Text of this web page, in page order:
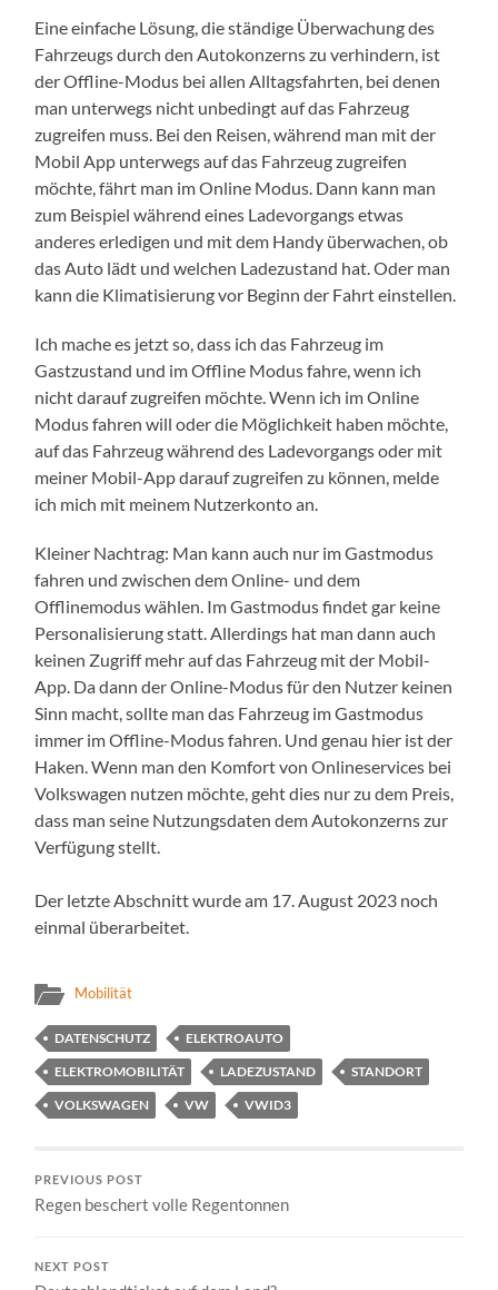
Eine einfache Lösung, die ständige Überwachung des
Fahrzeugs durch den Autokonzerns zu verhindern, ist
der Offline-Modus bei allen Alltagsfahrten, bei denen
man unterwegs nicht unbedingt auf das Fahrzeug
zugreifen muss. Bei den Reisen, während man mit der
Mobil App unterwegs auf das Fahrzeug zugreifen
möchte, fährt man im Online Modus. Dann kann man
zum Beispiel während eines Ladevorgangs etwas
anderes erledigen und mit dem Handy überwachen, ob
das Auto lädt und welchen Ladezustand hat. Oder man
kann die Klimatisierung vor Beginn der Fahrt einstellen.
Ich mache es jetzt so, dass ich das Fahrzeug im
Gastzustand und im Offline Modus fahre, wenn ich
nicht darauf zugreifen möchte. Wenn ich im Online
Modus fahren will oder die Möglichkeit haben möchte,
auf das Fahrzeug während des Ladevorgangs oder mit
meiner Mobil-App darauf zugreifen zu können, melde
ich mich mit meinem Nutzerkonto an.
Kleiner Nachtrag: Man kann auch nur im Gastmodus
fahren und zwischen dem Online- und dem
Offlinemodus wählen. Im Gastmodus findet gar keine
Personalisierung statt. Allerdings hat man dann auch
keinen Zugriff mehr auf das Fahrzeug mit der Mobil-
App. Da dann der Online-Modus für den Nutzer keinen
Sinn macht, sollte man das Fahrzeug im Gastmodus
immer im Offline-Modus fahren. Und genau hier ist der
Haken. Wenn man den Komfort von Onlineservices bei
Volkswagen nutzen möchte, geht dies nur zu dem Preis,
dass man seine Nutzungsdaten dem Autokonzerns zur
Verfügung stellt.
Der letzte Abschnitt wurde am 17. August 2023 noch
einmal überarbeitet.
Mobilität
DATENSCHUTZ
ELEKTROAUTO
ELEKTROMOBILITÄT
LADEZUSTAND
STANDORT
VOLKSWAGEN
VW VWID3
PREVIOUS POST
Regen beschert volle Regentonnen
NEXT POST